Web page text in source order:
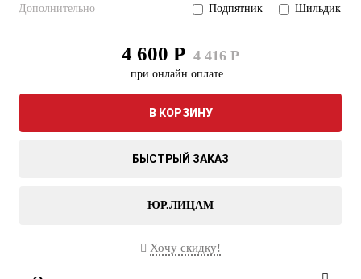
Дополнительно Подпятник Шильдик
4 600 Р 4 416 Р
при онлайн оплате
В КОРЗИНУ
БЫСТРЫЙ ЗАКАЗ
ЮР.ЛИЦАМ
Хочу скидку!